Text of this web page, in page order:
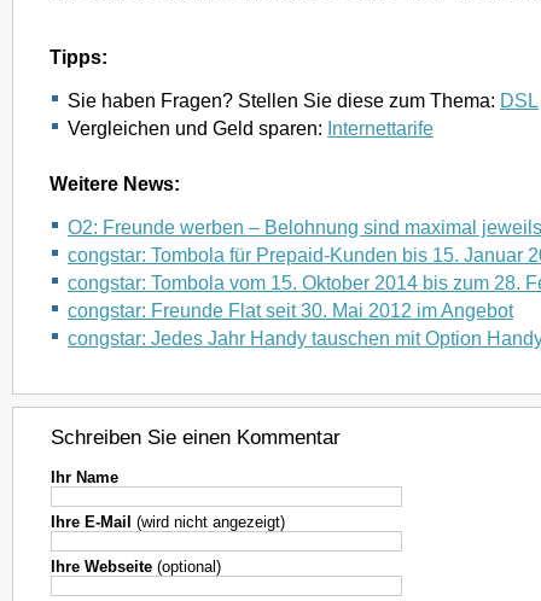
Tipps:
Sie haben Fragen? Stellen Sie diese zum Thema: DSL
Vergleichen und Geld sparen: Internettarife
Weitere News:
O2: Freunde werben – Belohnung sind maximal
congstar: Tombola für Prepaid-Kunden bis 15. Januar
congstar: Tombola vom 15. Oktober 2014 bis zum 28.
congstar: Freunde Flat seit 30. Mai 2012 im Angebot
congstar: Jedes Jahr Handy tauschen mit Option
Schreiben Sie einen Kommentar
Ihr Name
Ihre E-Mail (wird nicht angezeigt)
Ihre Webseite (optional)